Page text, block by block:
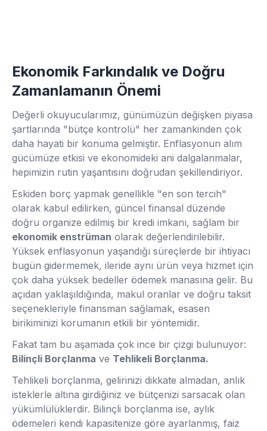
Ekonomik Farkındalık ve Doğru
Zamanlamanın Önemi
Değerli okuyucularımız, günümüzün değişken piyasa
şartlarında "bütçe kontrolü" her zamankinden çok
daha hayati bir konuma gelmiştir. Enflasyonun alım
gücümüze etkisi ve ekonomideki ani dalgalanmalar,
hepimizin rutin yaşantısını doğrudan şekillendiriyor.
Eskiden borç yapmak genellikle "en son tercih"
olarak kabul edilirken, güncel finansal düzende
doğru organize edilmiş bir kredi imkanı, sağlam bir
ekonomik enstrüman olarak değerlendirilebilir.
Yüksek enflasyonun yaşandığı süreçlerde bir ihtiyacı
bugün gidermemek, ileride aynı ürün veya hizmet için
çok daha yüksek bedeller ödemek manasına gelir. Bu
açıdan yaklaşıldığında, makul oranlar ve doğru taksit
seçenekleriyle finansman sağlamak, esasen
birikiminizi korumanın etkili bir yöntemidir.
Fakat tam bu aşamada çok ince bir çizgi bulunuyor:
Bilinçli Borçlanma ve Tehlikeli Borçlanma.
Tehlikeli borçlanma, gelirinizi dikkate almadan, anlık
isteklerle altına girdiğiniz ve bütçenizi sarsacak olan
yükümlülüklerdir. Bilinçli borçlanma ise, aylık
ödemeleri kendi kapasitenize göre ayarlanmış, faiz